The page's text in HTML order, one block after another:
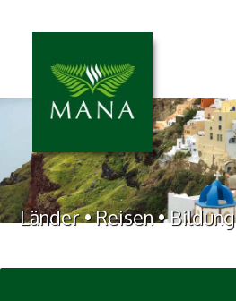
Länder • Reisen • Bildung